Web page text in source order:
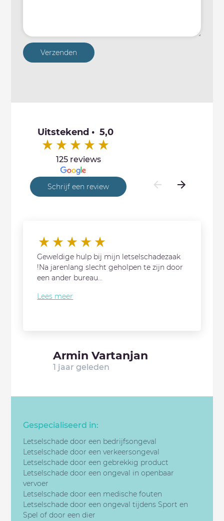
Verzenden
Uitstekend • 5,0
125 reviews
Schrijf een review
Geweldige hulp bij mijn letselschadezaak
!Na jarenlang slecht geholpen te zijn door
een ander bureau...
Lees meer
Armin Vartanjan
1 jaar geleden
Gespecialiseerd in:
Letselschade door een bedrijfsongeval
Letselschade door een verkeersongeval
Letselschade door een gebrekkig product
Letselschade door eenongeval in openbaar
vervoer
Letselschade door een medische fouten
Letselschade door eenongeval tijdens Sport en
Spel of door een dier